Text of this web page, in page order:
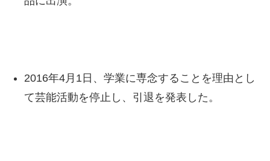
2016年4月1日、学業に専念することを理由とし
て芸能活動を停止し、引退を発表した。